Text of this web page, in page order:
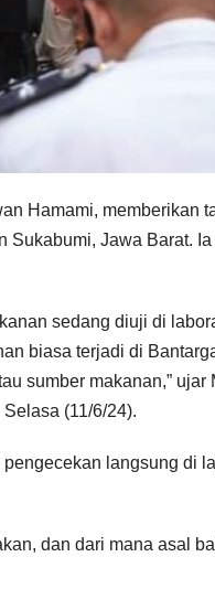
Hamami, memberikan
Jawa Barat.
sedang diuji di
biasa terjadi di
sumber makanan,”
(11/6/24).
langsung di
dan dari mana asal